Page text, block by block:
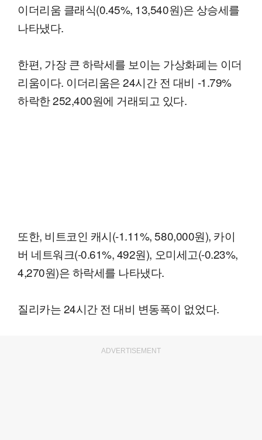
이더리움 클래식(0.45%, 13,540원)은 상승세를
나타냈다.
한편, 가장 큰 하락세를 보이는 가상화폐는 이더
리움이다. 이더리움은 24시간 전 대비 -1.79%
하락한 252,400원에 거래되고 있다.
또한, 비트코인 캐시(-1.11%, 580,000원), 카이
버 네트워크(-0.61%, 492원), 오미세고(-0.23%,
4,270원)은 하락세를 나타냈다.
질리카는 24시간 전 대비 변동폭이 없었다.
ADVERTISEMENT